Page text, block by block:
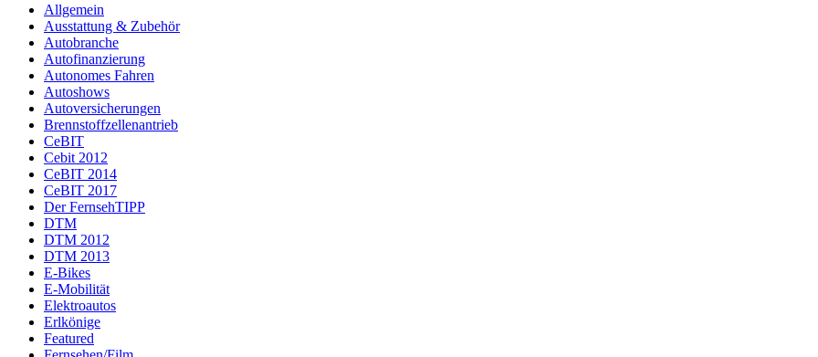
Allgemein
Ausstattung & Zubehör
Autobranche
Autofinanzierung
Autonomes Fahren
Autoshows
Autoversicherungen
Brennstoffzellenantrieb
CeBIT
Cebit 2012
CeBIT 2014
CeBIT 2017
Der FernsehTIPP
DTM
DTM 2012
DTM 2013
E-Bikes
E-Mobilität
Elektroautos
Erlkönige
Featured